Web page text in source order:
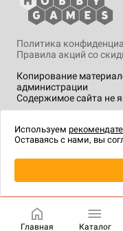
Копирование
администрации
Содержимое сайта не
Политика
Правила акций со
технологии.
Главная Каталог
Используем
Оставаясь с нами, вы